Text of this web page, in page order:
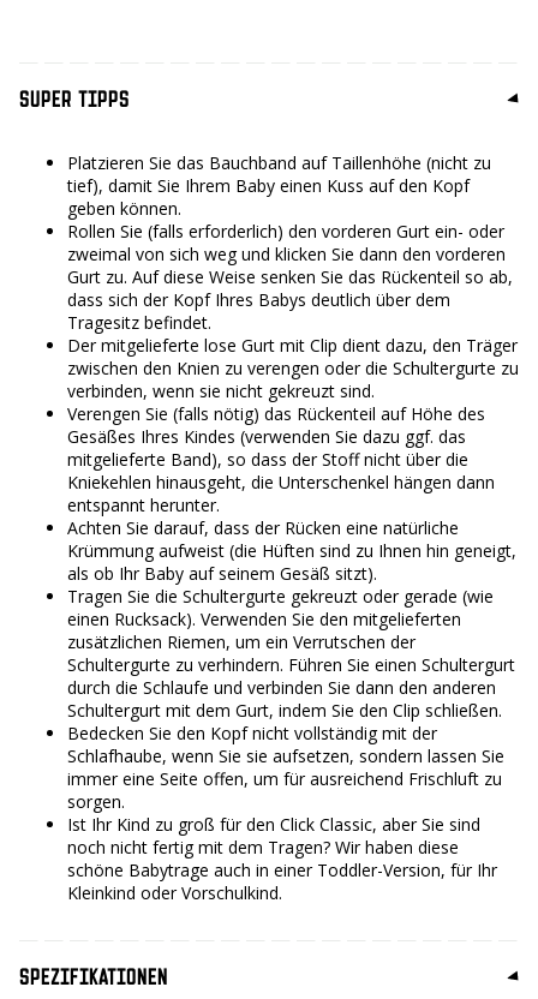
SUPER TIPPS
Platzieren Sie das Bauchband auf Taillenhöhe (nicht zu
tief), damit Sie Ihrem Baby einen Kuss auf den Kopf
geben können.
Rollen Sie (falls erforderlich) den vorderen Gurt ein- oder
zweimal von sich weg und klicken Sie dann den vorderen
Gurt zu. Auf diese Weise senken Sie das Rückenteil so ab,
dass sich der Kopf Ihres Babys deutlich über dem
Tragesitz befindet.
Der mitgelieferte lose Gurt mit Clip dient dazu, den Träger
zwischen den Knien zu verengen oder die Schultergurte zu
verbinden, wenn sie nicht gekreuzt sind.
Verengen Sie (falls nötig) das Rückenteil auf Höhe des
Gesäßes Ihres Kindes (verwenden Sie dazu ggf. das
mitgelieferte Band), so dass der Stoff nicht über die
Kniekehlen hinausgeht, die Unterschenkel hängen dann
entspannt herunter.
Achten Sie darauf, dass der Rücken eine natürliche
Krümmung aufweist (die Hüften sind zu Ihnen hin geneigt,
als ob Ihr Baby auf seinem Gesäß sitzt).
Tragen Sie die Schultergurte gekreuzt oder gerade (wie
einen Rucksack). Verwenden Sie den mitgelieferten
zusätzlichen Riemen, um ein Verrutschen der
Schultergurte zu verhindern. Führen Sie einen Schultergurt
durch die Schlaufe und verbinden Sie dann den anderen
Schultergurt mit dem Gurt, indem Sie den Clip schließen.
Bedecken Sie den Kopf nicht vollständig mit der
Schlafhaube, wenn Sie sie aufsetzen, sondern lassen Sie
immer eine Seite offen, um für ausreichend Frischluft zu
sorgen.
Ist Ihr Kind zu groß für den Click Classic, aber Sie sind
noch nicht fertig mit dem Tragen? Wir haben diese
schöne Babytrage auch in einer Toddler-Version, für Ihr
Kleinkind oder Vorschulkind.
SPEZIFIKATIONEN